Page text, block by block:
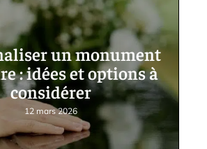
un monument
: idées et options à
considérer
12 mars 2026